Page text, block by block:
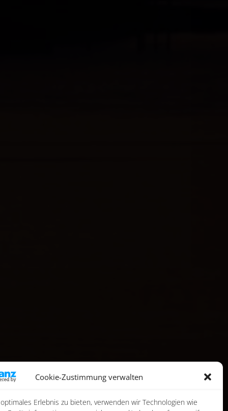
Cookie-Zustimmung verwalten
Erlebnis zu bieten, verwenden wir Technologien wie